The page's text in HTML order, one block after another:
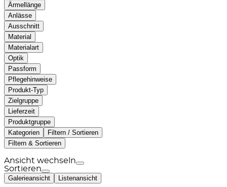
Ärmellänge
Anlässe
Ausschnitt
Material
Materialart
Optik
Passform
Pflegehinweise
Produkt-Typ
Zielgruppe
Lieferzeit
Produktgruppe
Kategorien
Filtern / Sortieren
Filtern & Sortieren
Ansicht wechseln
Sortieren
Galerieansicht Listenansicht